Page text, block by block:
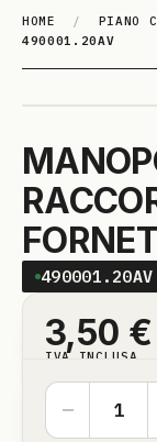
HOME / PIANO
490001.20AV
490001.20AV
3,50 €
IVA INCLUSA